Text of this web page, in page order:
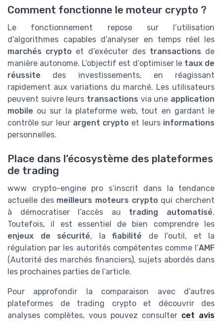
Comment fonctionne le moteur crypto ?
Le fonctionnement repose sur l’utilisation
d’algorithmes capables d’analyser en temps réel les
marchés crypto et d’exécuter des transactions de
manière autonome. L’objectif est d’optimiser le taux de
réussite des investissements, en réagissant
rapidement aux variations du marché. Les utilisateurs
peuvent suivre leurs transactions via une application
mobile ou sur la plateforme web, tout en gardant le
contrôle sur leur argent crypto et leurs informations
personnelles.
Place dans l’écosystème des plateformes
de trading
www crypto-engine pro s’inscrit dans la tendance
actuelle des meilleurs moteurs crypto qui cherchent
à démocratiser l’accès au trading automatisé.
Toutefois, il est essentiel de bien comprendre les
enjeux de sécurité, la fiabilité de l’outil, et la
régulation par les autorités compétentes comme l’AMF
(Autorité des marchés financiers), sujets abordés dans
les prochaines parties de l’article.
Pour approfondir la comparaison avec d’autres
plateformes de trading crypto et découvrir des
analyses complètes, vous pouvez consulter cet avis